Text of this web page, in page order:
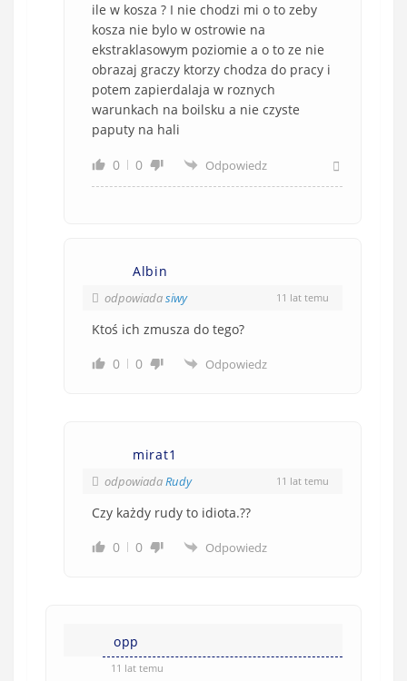
ile w kosza ? I nie chodzi mi o to zeby
kosza nie bylo w ostrowie na
ekstraklasowym poziomie a o to ze nie
obrazaj graczy ktorzy chodza do pracy i
potem zapierdalaja w roznych
warunkach na boilsku a nie czyste
paputy na hali
0 0 Odpowiedz
Albin
odpowiadasiwy 11 lat temu
Ktoś ich zmusza do tego?
0
0 Odpowiedz
mirat1
odpowiadaRudy 11 lat temu
Czy każdy rudy to idiota.??
0
0 Odpowiedz
opp
11 lat temu